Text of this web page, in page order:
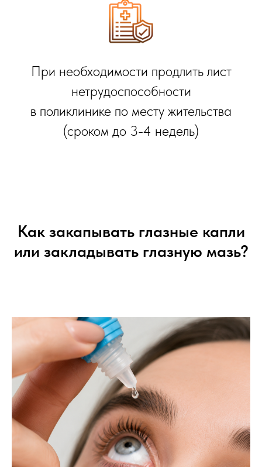
При необходимости продлить лист
нетрудоспособности
в поликлинике по месту жительства
(сроком до 3-4 недель)
Как закапывать глазные капли
или закладывать глазную мазь?